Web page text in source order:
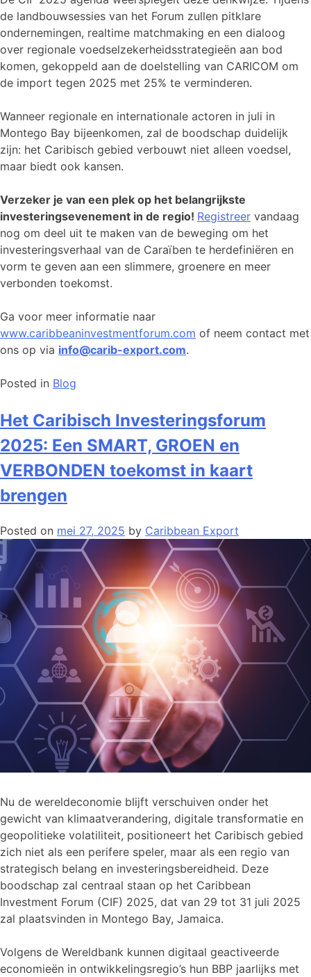
de landbouwsessies van het Forum zullen pitklare
ondernemingen, realtime matchmaking en een dialoog
over regionale voedselzekerheidsstrategieën aan bod
komen, gekoppeld aan de doelstelling van CARICOM om
de import tegen 2025 met 25% te verminderen.
Wanneer regionale en internationale actoren in juli in
Montego Bay bijeenkomen, zal de boodschap duidelijk
zijn: het Caribisch gebied verbouwt niet alleen voedsel,
maar biedt ook kansen.
Verzeker je van een plek op het belangrijkste
investeringsevenement in de regio! Registreer vandaag
nog om deel uit te maken van de beweging om het
investeringsverhaal van de Caraïben te herdefiniëren en
vorm te geven aan een slimmere, groenere en meer
verbonden toekomst.
Ga voor meer informatie naar
www.caribbeaninvestmentforum.com of neem contact met
ons op via info@carib-export.com.
Posted in Blog
Het Caribisch Investeringsforum
2025: Een SMART, GROEN en
VERBONDEN toekomst in kaart
brengen
Posted on mei 27, 2025 by Caribbean Export
Nu de wereldeconomie blijft verschuiven onder het
gewicht van klimaatverandering, digitale transformatie en
geopolitieke volatiliteit, positioneert het Caribisch gebied
zich niet als een perifere speler, maar als een regio van
strategisch belang en investeringsbereidheid. Deze
boodschap zal centraal staan op het Caribbean
Investment Forum (CIF) 2025, dat van 29 tot 31 juli 2025
zal plaatsvinden in Montego Bay, Jamaica.
Volgens de Wereldbank kunnen digitaal geactiveerde
economieën in ontwikkelingsregio’s hun BBP jaarlijks met